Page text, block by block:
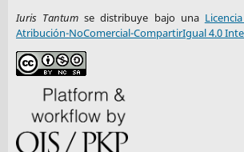
Iuris Tantum se distribuye bajo una
Atribución-NoComercial-CompartirIgual 4.0